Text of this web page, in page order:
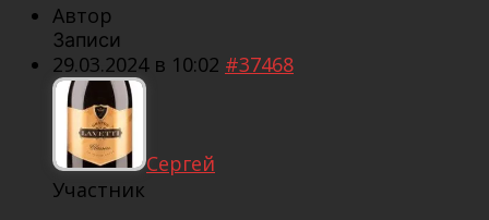
Автор
Записи
29.03.2024 в 10:02 #37468
Сергей
Участник